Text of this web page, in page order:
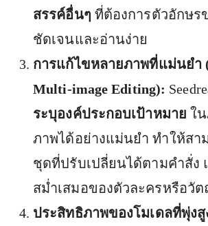
สรรค์อื่นๆ ที่ต้องการตัวอักษร
ชัดเจนและอ่านง่าย
การแก้ไขหลายภาพที่แม่นยำ
Multi-image Editing):
ระบุองค์ประกอบเป้าหมาย ใ
ภาพได้อย่างแม่นยำ ทำให้สา
ชุดที่ปรับเปลี่ยนได้ตามคำสั่ง
สม่ำเสมอของตัวละครหรือวั
ประสิทธิภาพของโมเดลที่พุ่ง